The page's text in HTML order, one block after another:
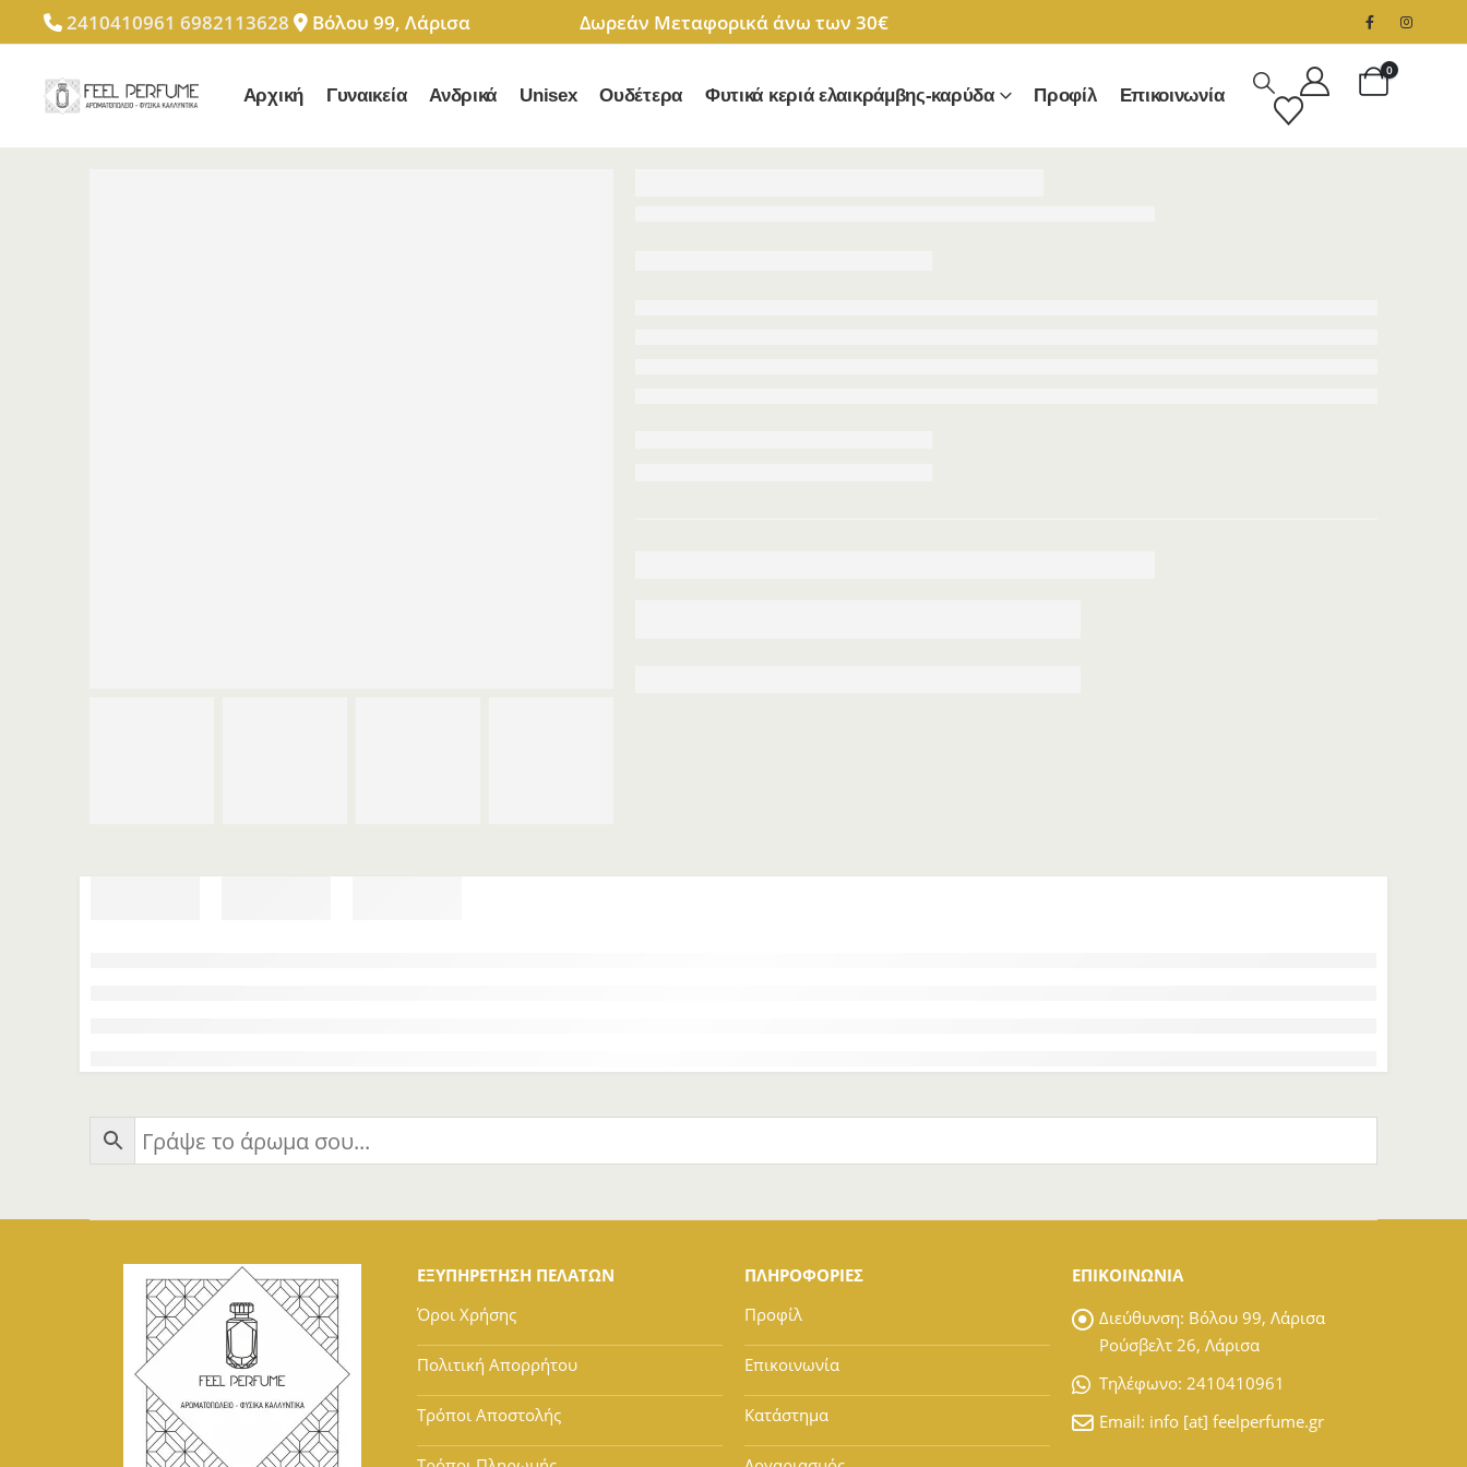
24104109616982113628 Βόλου 99, Λάρισα Δωρεάν Μεταφορικά άνω των 30€
Αρχική Γυναικεία Ανδρικά Unisex Ουδέτερα Φυτικά κεριά ελαικράμβης-καρύδα Προφίλ Επικοινωνία
0
ΕΞΥΠΗΡΕΤΗΣΗ ΠΕΛΑΤΩΝ
Όροι Χρήσης
Πολιτική Απορρήτου
Τρόποι Αποστολής
ΠΛΗΡΟΦΟΡΙΕΣ
Προφίλ
Επικοινωνία
Κατάστημα
ΕΠΙΚΟΙΝΩΝΙΑ
Διεύθυνση: Βόλου 99, Λάρισα
Ρούσβελτ 26, Λάρισα
Tηλέφωνο: 2410410961
Email: info [at] feelperfume.gr